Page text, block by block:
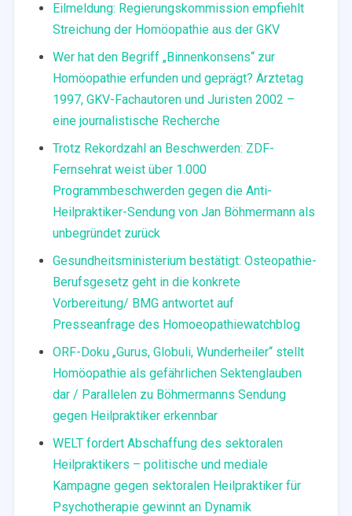
Eilmeldung: Regierungskommission empfiehlt
Streichung der Homöopathie aus der GKV
Wer hat den Begriff „Binnenkonsens“ zur
Homöopathie erfunden und geprägt? Ärztetag
1997, GKV-Fachautoren und Juristen 2002 –
eine journalistische Recherche
Trotz Rekordzahl an Beschwerden: ZDF-
Fernsehrat weist über 1.000
Programmbeschwerden gegen die Anti-
Heilpraktiker-Sendung von Jan Böhmermann als
unbegründet zurück
Gesundheitsministerium bestätigt: Osteopathie-
Berufsgesetz geht in die konkrete
Vorbereitung/ BMG antwortet auf
Presseanfrage des Homoeopathiewatchblog
ORF-Doku „Gurus, Globuli, Wunderheiler“ stellt
Homöopathie als gefährlichen Sektenglauben
dar / Parallelen zu Böhmermanns Sendung
gegen Heilpraktiker erkennbar
WELT fordert Abschaffung des sektoralen
Heilpraktikers – politische und mediale
Kampagne gegen sektoralen Heilpraktiker für
Psychotherapie gewinnt an Dynamik